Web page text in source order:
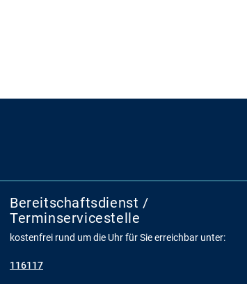
Bereitschaftsdienst /
Terminservicestelle
kostenfrei rund um die Uhr für Sie erreichbar unter:
116117